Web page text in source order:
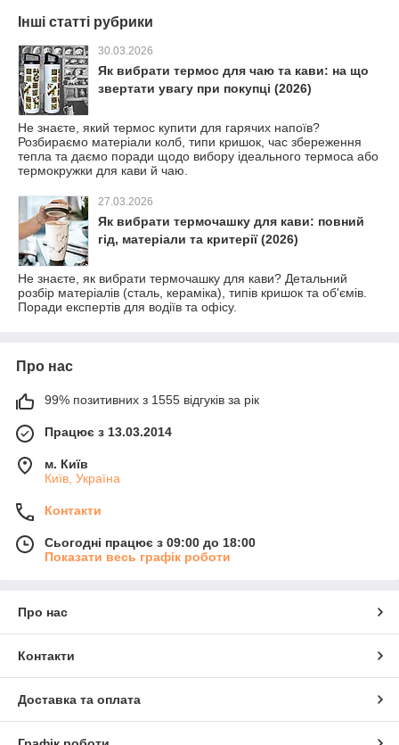
Інші статті рубрики
30.03.2026
Як вибрати термос для чаю та кави: на що
звертати увагу при покупці (2026)
Не знаєте, який термос купити для гарячих напоїв?
Розбираємо матеріали колб, типи кришок, час збереження
тепла та даємо поради щодо вибору ідеального термоса або
термокружки для кави й чаю.
27.03.2026
Як вибрати термочашку для кави: повний
гід, матеріали та критерії (2026)
Не знаєте, як вибрати термочашку для кави? Детальний
розбір матеріалів (сталь, кераміка), типів кришок та об'ємів.
Поради експертів для водіїв та офісу.
Про нас
99% позитивних з 1555 відгуків за рік
Працює з 13.03.2014
м. Київ
Київ, Україна
Контакти
Сьогодні працює з 09:00 до 18:00
Показати весь графік роботи
Про нас
Контакти
Доставка та оплата